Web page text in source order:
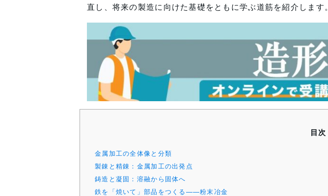
直し、将来の製造に向けた基礎をともに学ぶ道筋を紹介します。
目次
金属加工の全体像と分類
製錬と精錬：金属加工の出発点
鋳造と凝固：溶融から固体へ
鉄を「焼いて」部品をつくる——粉末冶金